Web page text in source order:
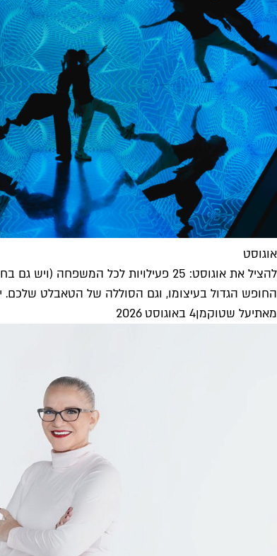
אוגוסט
להציל את אוגוסט: 25 פעילויות לכל המשפחה (ויש גם בחינם)
החופש הגדול בעיצומו, וגם הסוללה של הטאבלט שלכם.
מאתיעל שטוקמן4 באוגוסט 2026